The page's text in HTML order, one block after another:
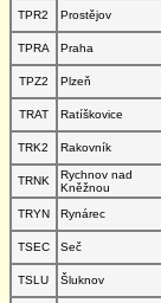
TPR2
Prostějov
TPRA
Praha
TPZ2
Plzeň
TRAT
Ratíškovice
TRK2
Rakovník
TRNK
Rychnov nad
Kněžnou
TRYN
Rynárec
TSEC
Seč
TSLU
Šluknov